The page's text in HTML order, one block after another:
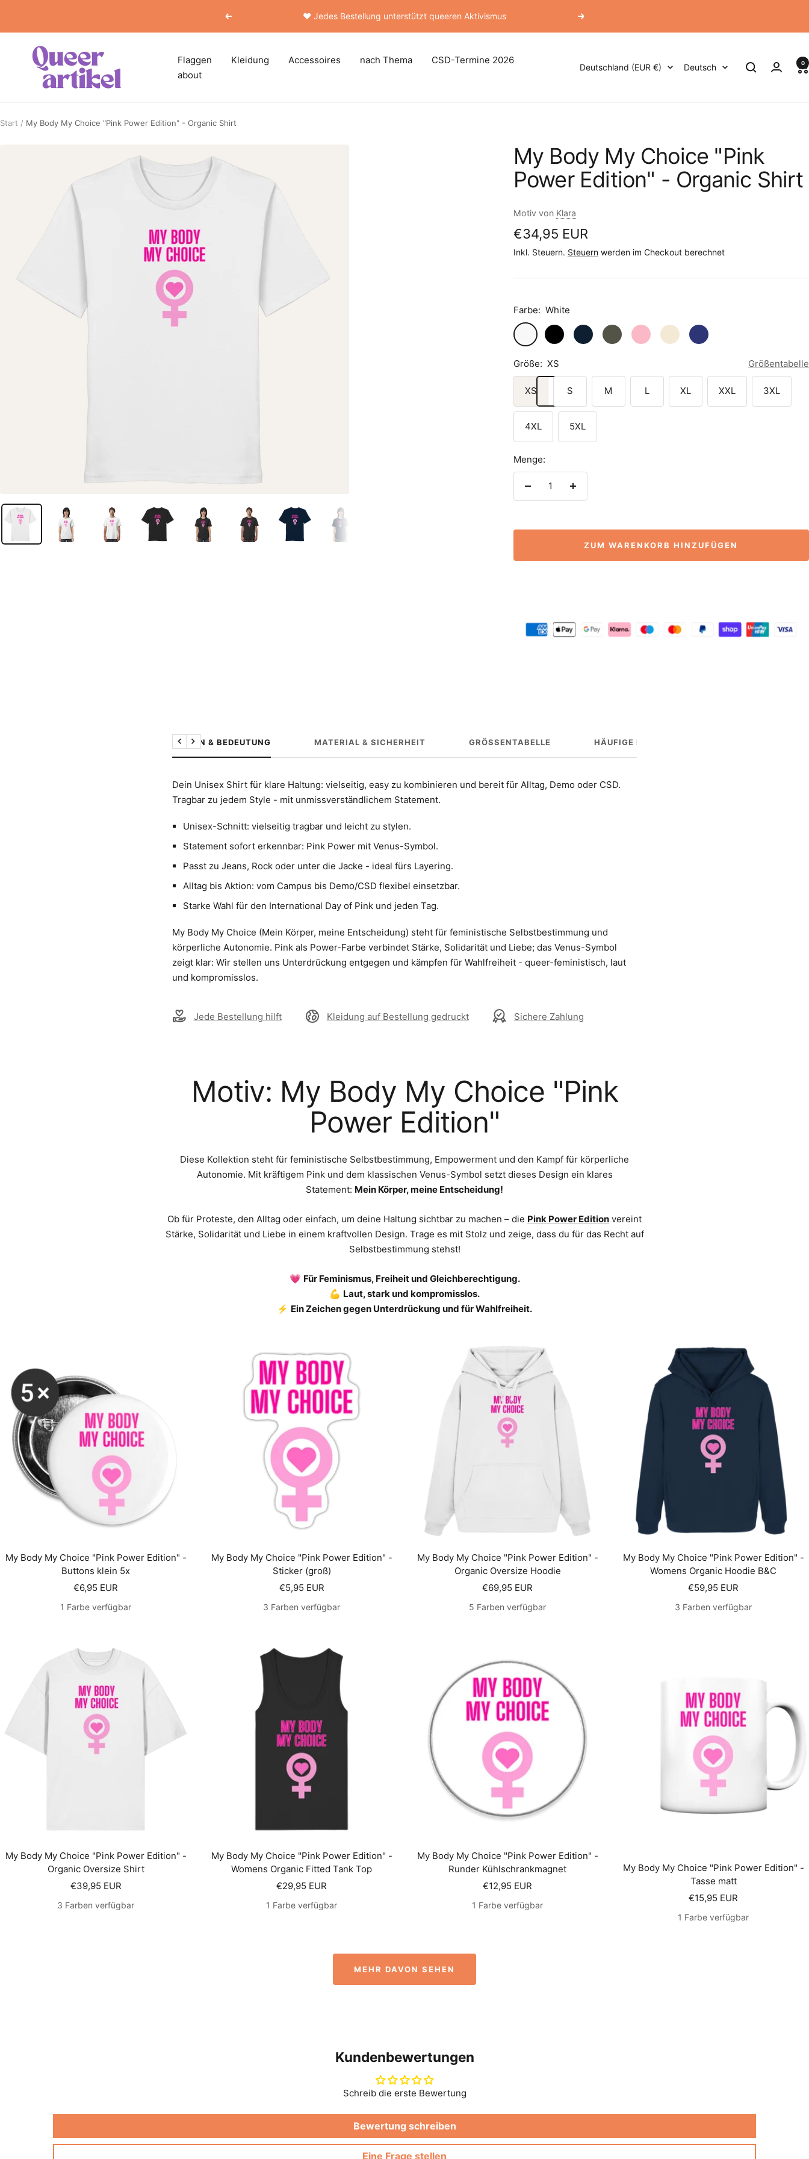
Zurück 🚚 Kostenloser Versand ab 50 € Weiter
Flaggen Kleidung Accessoires nach Thema
CSD-Termine 2026
about
Queerartikel
Land/Region
Deutschland (EUR €) Sprache
Deutsch 0
Start My Body My Choice "Pink Power Edition" - Organic Shirt
My Body My Choice "Pink
Power Edition" - Organic Shirt
Motiv von Klara
Angebotspreis
€34,95 EUR
Inkl. Steuern. Steuernwerden im Checkout berechnet
Farbe: White
White
Black
French
Navy
Khaki
Cotton
Pink
Natural
Raw
Worker
Blue
Größe: XS Größentabelle
XS S M L XL XXL 3XL
4XL 5XL
Menge:
Menge
Menge
ZUM WARENKORB HINZUFÜGEN
DESIGN & BEDEUTUNG MATERIAL & SICHERHEIT GRÖSSENTABELLE HÄUFIGE FRAGEN
ZurückWeiter
Dein Unisex Shirt für klare Haltung: vielseitig, easy zu kombinieren und bereit für Alltag, Demo oder CSD.
Tragbar zu jedem Style - mit unmissverständlichem Statement.
Unisex-Schnitt: vielseitig tragbar und leicht zu stylen.
Statement sofort erkennbar: Pink Power mit Venus-Symbol.
Passt zu Jeans, Rock oder unter die Jacke - ideal fürs Layering.
Alltag bis Aktion: vom Campus bis Demo/CSD flexibel einsetzbar.
Starke Wahl für den International Day of Pink und jeden Tag.
My Body My Choice (Mein Körper, meine Entscheidung) steht für feministische Selbstbestimmung und
körperliche Autonomie. Pink als Power-Farbe verbindet Stärke, Solidarität und Liebe; das Venus-Symbol
zeigt klar: Wir stellen uns Unterdrückung entgegen und kämpfen für Wahlfreiheit - queer-feministisch, laut
und kompromisslos.
Jede Bestellung hilft Kleidung auf Bestellung gedruckt Sichere Zahlung
Motiv: My Body My Choice "Pink
Power Edition"
Diese Kollektion steht für feministische Selbstbestimmung, Empowerment und den Kampf für körperliche
Autonomie. Mit kräftigem Pink und dem klassischen Venus-Symbol setzt dieses Design ein klares
Statement: Mein Körper, meine Entscheidung!
Ob für Proteste, den Alltag oder einfach, um deine Haltung sichtbar zu machen – die Pink Power Edition vereint
Stärke, Solidarität und Liebe in einem kraftvollen Design. Trage es mit Stolz und zeige, dass du für das Recht auf
Selbstbestimmung stehst!
💗 Für Feminismus, Freiheit und Gleichberechtigung.
💪 Laut, stark und kompromisslos.
⚡ Ein Zeichen gegen Unterdrückung und für Wahlfreiheit.
My Body My Choice "Pink Power Edition" -
Buttons klein 5x
Angebotspreis
€6,95 EUR
1 Farbe verfügbar
My Body My Choice "Pink Power Edition" -
Sticker (groß)
Angebotspreis
€5,95 EUR
3 Farben verfügbar
My Body My Choice "Pink Power Edition" -
Organic Oversize Hoodie
Angebotspreis
€69,95 EUR
5 Farben verfügbar
My Body My Choice "Pink Power Edition" -
Womens Organic Hoodie B&C
Angebotspreis
€59,95 EUR
3 Farben verfügbar
My Body My Choice "Pink Power Edition" -
Organic Oversize Shirt
Angebotspreis
€39,95 EUR
3 Farben verfügbar
My Body My Choice "Pink Power Edition" -
Womens Organic Fitted Tank Top
Angebotspreis
€29,95 EUR
1 Farbe verfügbar
My Body My Choice "Pink Power Edition" -
Runder Kühlschrankmagnet
Angebotspreis
€12,95 EUR
1 Farbe verfügbar
My Body My Choice "Pink Power Edition" -
Tasse matt
Angebotspreis
€15,95 EUR
1 Farbe verfügbar
MEHR DAVON SEHEN
Kundenbewertungen
Schreib die erste Bewertung
Bewertung schreiben
Eine Frage stellen